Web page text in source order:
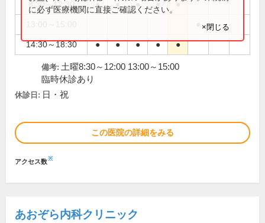
8:30～12:30 ● ● ● ● ●
14:30～18:30 ● ● ● ● ●
に必ず医療機関に直接ご確認ください。
×閉じる
備考: 土曜8:30～12:00 13:00～15:00
臨時休診あり
休診日: 日・祝
この医院の詳細をみる
アクセス数※
あおぞら内科クリニック